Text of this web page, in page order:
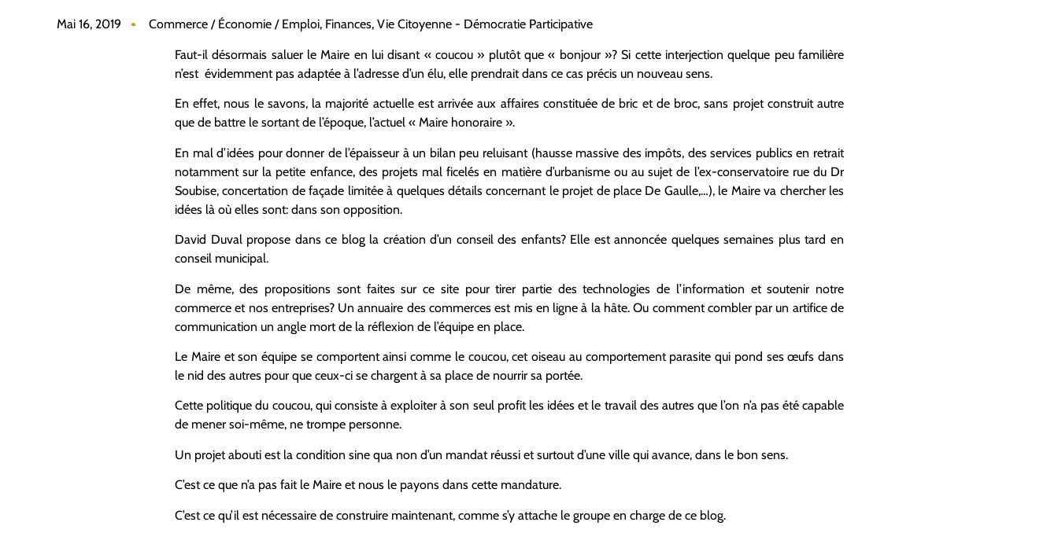
Mai 16, 2019 Commerce / Économie / Emploi, Finances, Vie Citoyenne - Démocratie Participative
Faut-il désormais saluer le Maire en lui disant « coucou » plutôt que « bonjour »? Si cette interjection quelque peu familière
n’est évidemment pas adaptée à l’adresse d’un élu, elle prendrait dans ce cas précis un nouveau sens.
En effet, nous le savons, la majorité actuelle est arrivée aux affaires constituée de bric et de broc, sans projet construit autre
que de battre le sortant de l’époque, l’actuel « Maire honoraire ».
En mal d’idées pour donner de l’épaisseur à un bilan peu reluisant (hausse massive des impôts, des services publics en retrait
notamment sur la petite enfance, des projets mal ficelés en matière d’urbanisme ou au sujet de l’ex-conservatoire rue du Dr
Soubise, concertation de façade limitée à quelques détails concernant le projet de place De Gaulle,…), le Maire va chercher les
idées là où elles sont: dans son opposition.
David Duval propose dans ce blog la création d’un conseil des enfants? Elle est annoncée quelques semaines plus tard en
conseil municipal.
De même, des propositions sont faites sur ce site pour tirer partie des technologies de l’information et soutenir notre
commerce et nos entreprises? Un annuaire des commerces est mis en ligne à la hâte. Ou comment combler par un artifice de
communication un angle mort de la réflexion de l’équipe en place.
Le Maire et son équipe se comportent ainsi comme le coucou, cet oiseau au comportement parasite qui pond ses œufs dans
le nid des autres pour que ceux-ci se chargent à sa place de nourrir sa portée.
Cette politique du coucou, qui consiste à exploiter à son seul profit les idées et le travail des autres que l’on n’a pas été capable
de mener soi-même, ne trompe personne.
Un projet abouti est la condition sine qua non d’un mandat réussi et surtout d’une ville qui avance, dans le bon sens.
C’est ce que n’a pas fait le Maire et nous le payons dans cette mandature.
C’est ce qu’il est nécessaire de construire maintenant, comme s’y attache le groupe en charge de ce blog.